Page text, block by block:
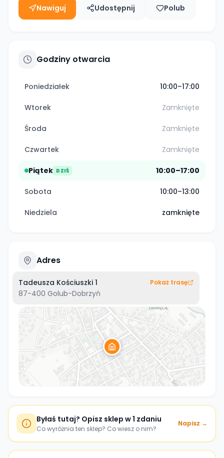
Nawiguj Udostępnij Polub
Godziny otwarcia
Poniedziałek 10:00–17:00
Wtorek Zamknięte
Środa Zamknięte
Czwartek Zamknięte
Piątek DZIŚ 10:00–17:00
Sobota 10:00–13:00
Niedziela zamknięte
Adres
Tadeusza Kościuszki 1
87-400 Golub-Dobrzyń
Pokaż trasę
Byłaś tutaj? Opisz sklep w 1 zdaniu
Co wyróżnia ten sklep? Co wiesz o nim?
Napisz →